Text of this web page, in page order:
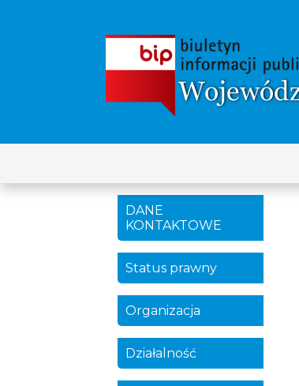
DANE
KONTAKTOWE
Status prawny
Organizacja
Działalność